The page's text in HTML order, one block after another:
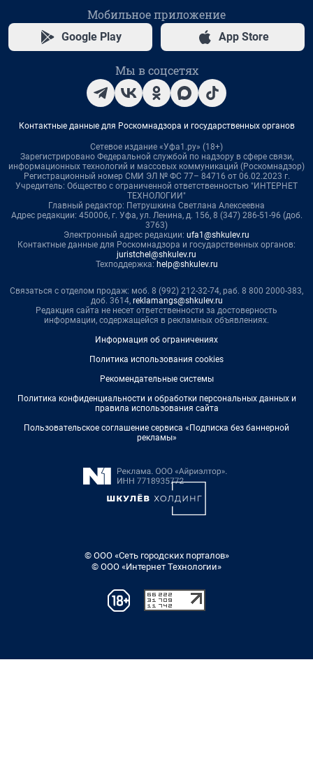
Мобильное приложение
Google Play App Store
Мы в соцсетях
Контактные данные для Роскомнадзора и государственных органов
Сетевое издание «Уфа1.ру» (18+)
Зарегистрировано Федеральной службой по надзору в сфере связи,
информационных технологий и массовых коммуникаций (Роскомнадзор)
Регистрационный номер СМИ ЭЛ № ФС 77– 84716 от 06.02.2023 г.
Учредитель: Общество с ограниченной ответственностью "ИНТЕРНЕТ
ТЕХНОЛОГИИ"
Главный редактор: Петрушкина Светлана Алексеевна
Адрес редакции: 450006, г. Уфа, ул. Ленина, д. 156, 8 (347) 286-51-96 (доб.
3763)
Электронный адрес редакции: ufa1@shkulev.ru
Контактные данные для Роскомнадзора и государственных органов:
juristchel@shkulev.ru
Техподдержка: help@shkulev.ru
Связаться с отделом продаж: моб. 8 (992) 212-32-74, раб. 8 800 2000-383,
доб. 3614, reklamangs@shkulev.ru
Редакция сайта не несет ответственности за достоверность
информации, содержащейся в рекламных объявлениях.
Информация об ограничениях
Политика использования cookies
Рекомендательные системы
Политика конфиденциальности и обработки персональных данных и
правила использования сайта
Пользовательское соглашение сервиса «Подписка без баннерной
рекламы»
© ООО «Сеть городских порталов»
© ООО «Интернет Технологии»